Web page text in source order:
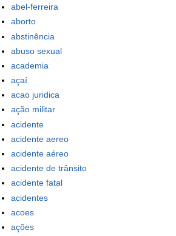
abel-ferreira
aborto
abstinência
abuso sexual
academia
açaí
acao juridica
ação militar
acidente
acidente aereo
acidente aéreo
acidente de trânsito
acidente fatal
acidentes
acoes
ações